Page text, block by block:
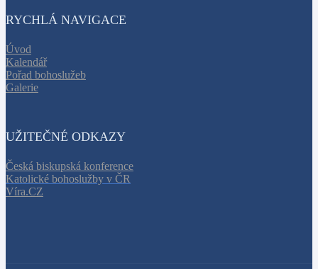
RYCHLÁ NAVIGACE
Úvod
Kalendář
Pořad bohoslužeb
Galerie
UŽITEČNÉ ODKAZY
Česká biskupská konference
Katolické bohoslužby v ČR
Víra.CZ